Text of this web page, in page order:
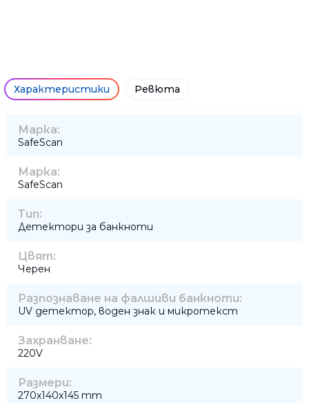
Характеристики Ревюта
Марка:
SafeScan
Марка:
SafeScan
Тип:
Детектори за банкноти
Цвят:
Черен
Разпознаване на фалшиви банкноти:
UV детектор, воден знак и микротекст
Захранване:
220V
Размери:
270x140x145 mm